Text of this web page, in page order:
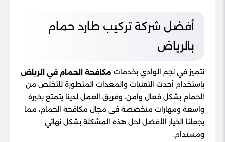
أفضل شركة تركيب طارد حمام
بالرياض
نتميز في نجم الوادي بخدمات مكافحة الحمام في الرياض
باستخدام أحدث التقنيات والمعدات المتطورة للتخلص من
الحمام بشكل فعال وآمن. وفريق العمل لدينا يتمتع بخبرة
واسعة ومهارات متخصصة في مجال مكافحة الحمام، مما
يجعلنا الخيار الأفضل لحل هذه المشكلة بشكل نهائي
ومستدام.